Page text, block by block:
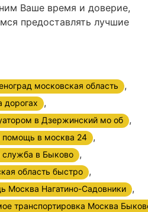
Ваше время и доверие,
предоставлять лучшие
московская область ,
дорогах ,
в Дзержинский мо об ,
помощь в москва 24 ,
служба в Быково ,
область быстро ,
Москва Нагатино-Садовники ,
транспортировка Москва